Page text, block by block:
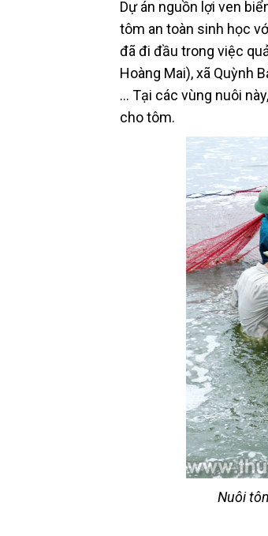
Dự án nguồn lợi ven
tôm an toàn sinh học
đã đi đầu trong việc
Hoàng Mai), xã Quỳnh
… Tại các vùng nuôi
cho tôm.
Nuôi